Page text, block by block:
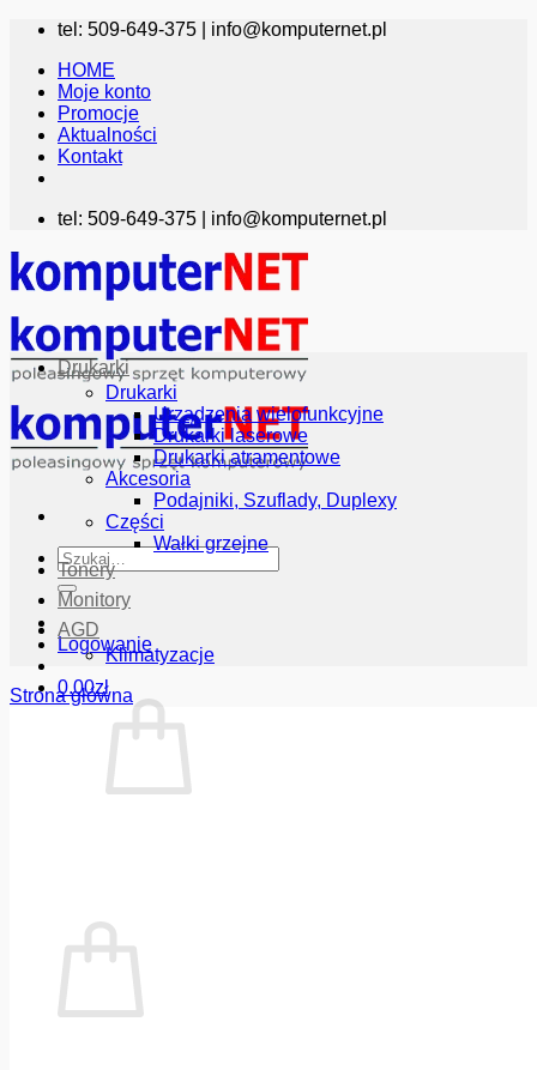
Przewiń
zawartości
tel: 509-649-375 | info@komputernet.pl
HOME
Moje konto
Promocje
Aktualności
Kontakt
tel: 509-649-375 | info@komputernet.pl
Szukaj:
Logowanie
0.00zł
Drukarki
Drukarki
Urządzenia wielofunkcyjne
Drukarki laserowe
Drukarki atramentowe
Akcesoria
Podajniki, Szuflady, Duplexy
Części
Wałki grzejne
Tonery
Monitory
AGD
Klimatyzacje
Strona główna